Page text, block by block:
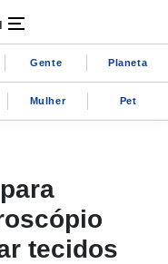
Gente Planeta
Mulher Pet
tecidos